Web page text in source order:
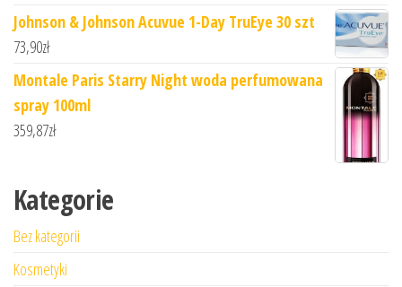
Johnson & Johnson Acuvue 1-Day TruEye 30 szt
73,90zł
Montale Paris Starry Night woda perfumowana
spray 100ml
359,87zł
Kategorie
Bez kategorii
Kosmetyki